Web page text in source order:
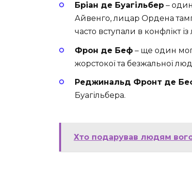
Бріан де Буагільбер –
Айвенго, лицар Ордена
часто вступали в конфлікт
Фрон де Беф – ще один
жорстокої та безжальної
Реджинальд Фронт де
Буагільбера.
Хто подарував людям